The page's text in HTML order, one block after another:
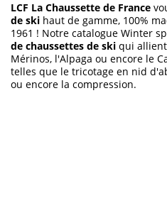
LCF La Chaussette de France
de ski haut de gamme, 100%
1961 ! Notre catalogue Winter
de chaussettes de ski qui
Mérinos, l'Alpaga ou encore le
telles que le tricotage en nid
ou encore la compression.